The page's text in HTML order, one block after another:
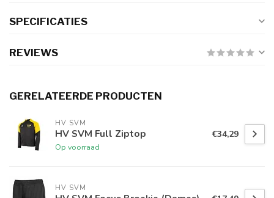
SPECIFICATIES
REVIEWS
GERELATEERDE PRODUCTEN
HV SVM
HV SVM Full Ziptop
Op voorraad
€34,29
HV SVM